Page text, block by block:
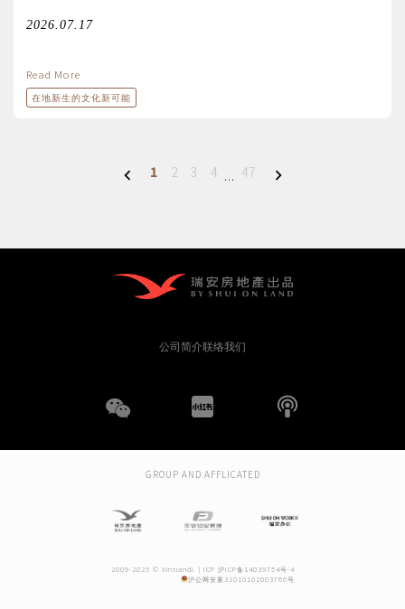
2026.07.17
Read More
在地新生的文化新可能
1 2 3 4 ... 47
公司简介联络我们
红
GROUP AND AFFLICATED
2009-2025 © Xintiandi. | ICP 沪ICP备14039754号-4
沪公网安案31010102003766号